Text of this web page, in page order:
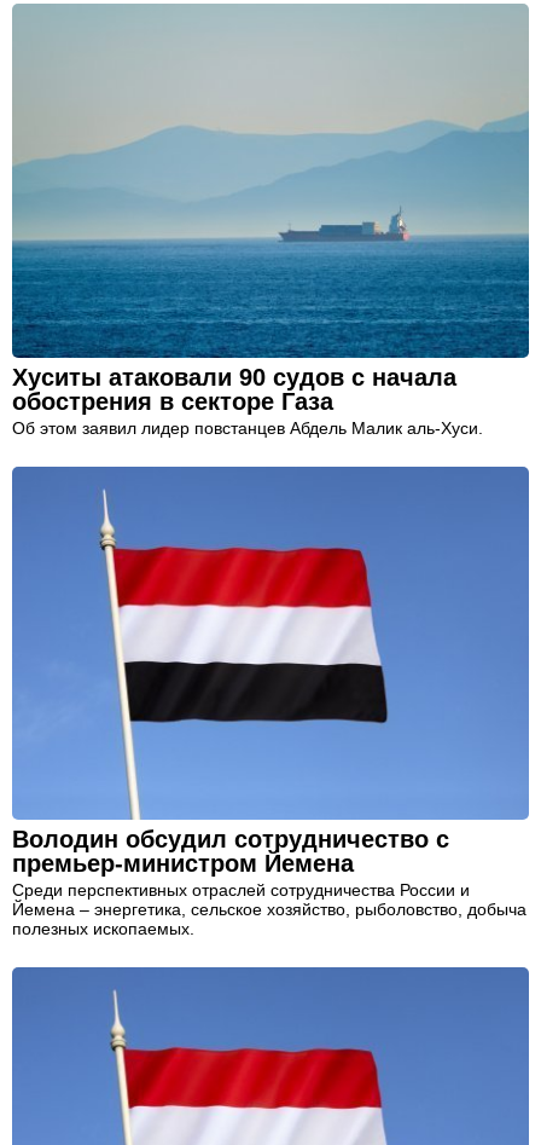
Хуситы атаковали 90 судов с начала
обострения в секторе Газа
Об этом заявил лидер повстанцев Абдель Малик аль-Хуси.
Володин обсудил сотрудничество с
премьер-министром Йемена
Среди перспективных отраслей сотрудничества России и
Йемена – энергетика, сельское хозяйство, рыболовство, добыча
полезных ископаемых.